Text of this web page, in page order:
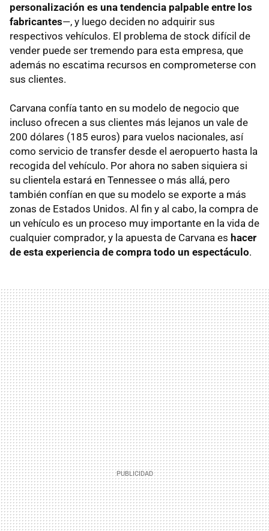
personalización es una tendencia palpable entre los
fabricantes—, y luego deciden no adquirir sus
respectivos vehículos. El problema de stock difícil de
vender puede ser tremendo para esta empresa, que
además no escatima recursos en comprometerse con
sus clientes.
Carvana confía tanto en su modelo de negocio que
incluso ofrecen a sus clientes más lejanos un vale de
200 dólares (185 euros) para vuelos nacionales, así
como servicio de transfer desde el aeropuerto hasta la
recogida del vehículo. Por ahora no saben siquiera si
su clientela estará en Tennessee o más allá, pero
también confían en que su modelo se exporte a más
zonas de Estados Unidos. Al fin y al cabo, la compra de
un vehículo es un proceso muy importante en la vida de
cualquier comprador, y la apuesta de Carvana es hacer
de esta experiencia de compra todo un espectáculo.